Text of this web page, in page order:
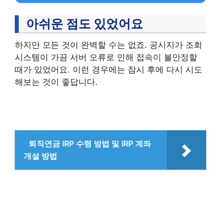
아쉬운 점도 있었어요
하지만 모든 것이 완벽할 수는 없죠. 공시지가 조회
시스템이 가끔 서버 오류로 인해 접속이 불안정할
때가 있었어요. 이런 경우에는 잠시 후에 다시 시도
해보는 것이 좋답니다.
퇴직연금 IRP 수령 방법 및 IRP 계좌
개설 방법